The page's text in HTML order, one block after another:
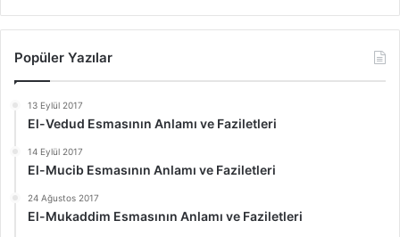
Popüler Yazılar
13 Eylül 2017
El-Vedud Esmasının Anlamı ve Faziletleri
14 Eylül 2017
El-Mucib Esmasının Anlamı ve Faziletleri
24 Ağustos 2017
El-Mukaddim Esmasının Anlamı ve Faziletleri